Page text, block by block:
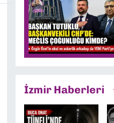
İzmir Haberleri